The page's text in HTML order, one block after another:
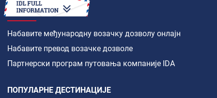
КАКО ДА
Набавите међународну возачку дозволу онлајн
Набавите превод возачке дозволе
Партнерски програм путовања компаније IDA
ПОПУЛАРНЕ ДЕСТИНАЦИЈЕ